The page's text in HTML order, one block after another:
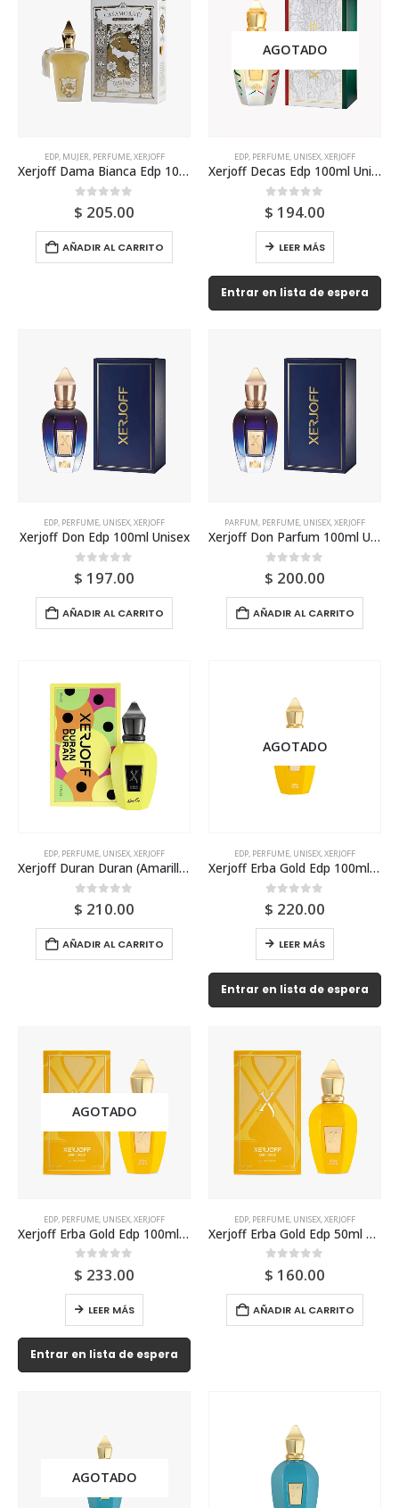
EDP, MUJER, PERFUME,XERJOFF
Xerjoff Dama Bianca Edp 100ml Para Mujer
0 out of 5
$ 205.00
AÑADIR AL CARRITO
AGOTADO
EDP, PERFUME, UNISEX,XERJOFF
Xerjoff Decas Edp 100ml Unisex
0 out of 5
$ 194.00
LEER MÁS
Entrar en lista de espera
EDP, PERFUME, UNISEX,XERJOFF
Xerjoff Don Edp 100ml Unisex
0 out of 5
$ 197.00
AÑADIR AL CARRITO
PARFUM, PERFUME, UNISEX,XERJOFF
Xerjoff Don Parfum 100ml Unisex
0 out of 5
$ 200.00
AÑADIR AL CARRITO
EDP, PERFUME, UNISEX,XERJOFF
Xerjoff Duran Duran (Amarillo) Edp 50ml Unisex
0 out of 5
$ 210.00
AÑADIR AL CARRITO
AGOTADO
EDP, PERFUME, UNISEX,XERJOFF
Xerjoff Erba Gold Edp 100ml Tester Unisex
0 out of 5
$ 220.00
LEER MÁS
Entrar en lista de espera
AGOTADO
EDP PERFUME UNISEX XERJOFF
Xerjoff Erba Gold Edp 100ml Unisex
0 out of 5
$ 233.00
LEER MÁS
Entrar en lista de espera
EDP PERFUME UNISEX XERJOFF
Xerjoff Erba Gold Edp 50ml Unisex
0 out of 5
$ 160.00
AÑADIR AL CARRITO
AGOTADO